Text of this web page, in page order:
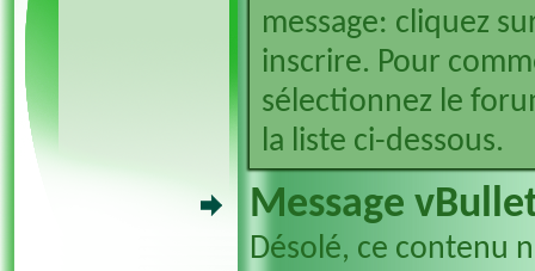
message: cliquez
inscrire. Pour
sélectionnez le
la liste ci-dessous.
Message
Désolé, ce contenu